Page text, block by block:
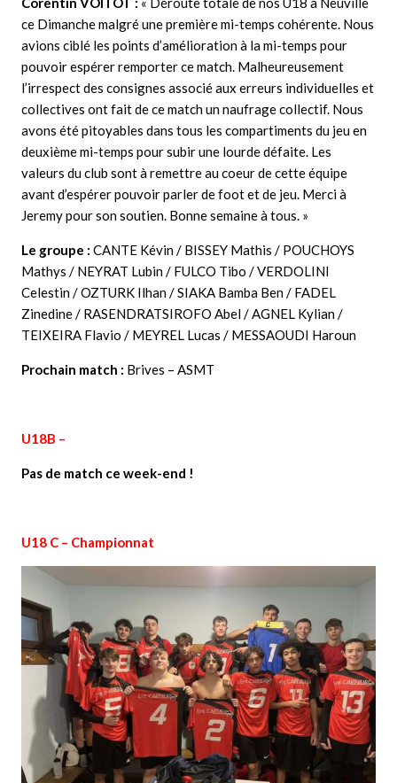
ce Dimanche malgré une première mi-temps cohérente. Nous
avions ciblé les points d’amélioration à la mi-temps pour
pouvoir espérer remporter ce match. Malheureusement
l’irrespect des consignes associé aux erreurs individuelles et
collectives ont fait de ce match un naufrage collectif. Nous
avons été pitoyables dans tous les compartiments du jeu en
deuxième mi-temps pour subir une lourde défaite. Les
valeurs du club sont à remettre au coeur de cette équipe
avant d’espérer pouvoir parler de foot et de jeu. Merci à
Jeremy pour son soutien. Bonne semaine à tous. »
Le groupe : CANTE Kévin / BISSEY Mathis / POUCHOYS
Mathys / NEYRAT Lubin / FULCO Tibo / VERDOLINI
Celestin / OZTURK Ilhan / SIAKA Bamba Ben / FADEL
Zinedine / RASENDRATSIROFO Abel / AGNEL Kylian /
TEIXEIRA Flavio / MEYREL Lucas / MESSAOUDI Haroun
Prochain match : Brives – ASMT
U18B –
Pas de match ce week-end !
U18 C – Championnat